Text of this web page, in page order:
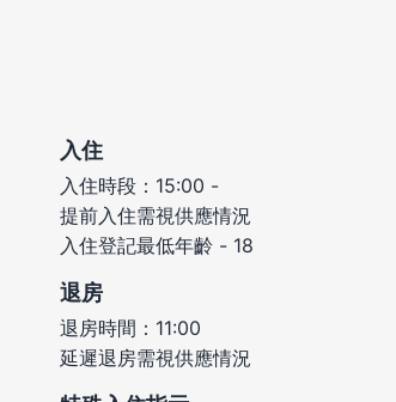
入住
入住時段：15:00 -
提前入住需視供應情況
入住登記最低年齡 - 18
退房
退房時間：11:00
延遲退房需視供應情況